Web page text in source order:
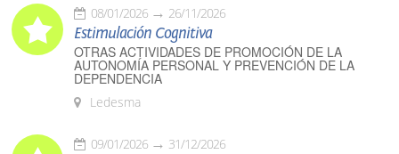
08/01/2026 26/11/2026
Estimulación Cognitiva
OTRAS ACTIVIDADES DE PROMOCIÓN DE LA
AUTONOMÍA PERSONAL Y PREVENCIÓN DE LA
DEPENDENCIA
Ledesma
09/01/2026 31/12/2026